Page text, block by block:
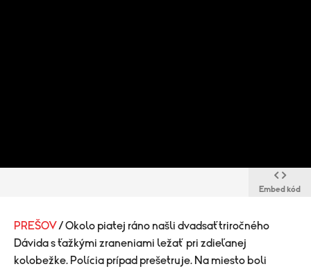
Embed kód
PREŠOV / Okolo piatej ráno našli dvadsaťtriročného
Dávida s ťažkými zraneniami ležať pri zdieľanej
kolobežke. Polícia prípad prešetruje. Na miesto boli